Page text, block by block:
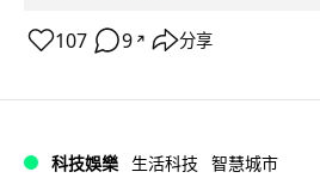
107 9 ↗ 分享
科技娛樂 生活科技 智慧城市